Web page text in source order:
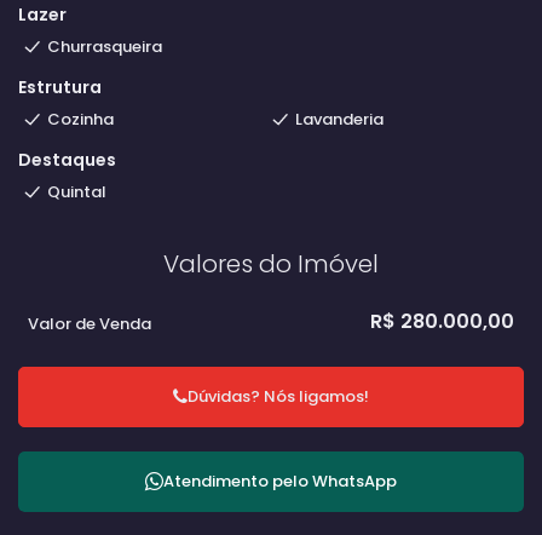
Lazer
Churrasqueira
Estrutura
Cozinha Lavanderia
Destaques
Quintal
Valores do Imóvel
R$ 280.000,00
Valor de Venda
Dúvidas? Nós ligamos!
Atendimento peloWhatsApp